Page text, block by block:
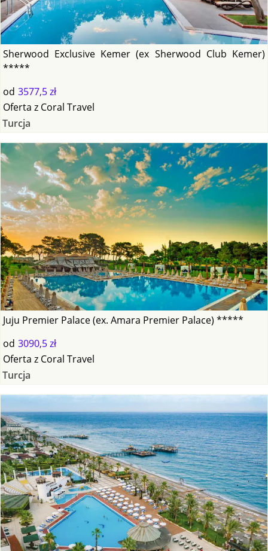
Sherwood Exclusive Kemer (ex Sherwood Club Kemer)
*****
od 3577,5 zł
Oferta z Coral Travel
Turcja
Juju Premier Palace (ex. Amara Premier Palace) *****
od 3090,5 zł
Oferta z Coral Travel
Turcja